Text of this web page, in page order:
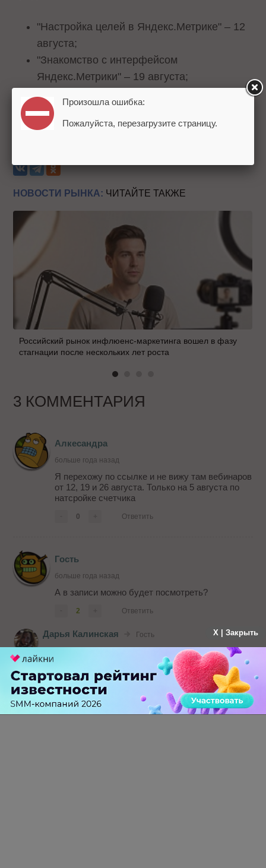
"Настройка целей в Яндекс.Метрике" – 12
августа;
"Знакомство с интерфейсом
Яндекс.Метрики" – 19 августа;
"Как настроить Яндекс.Метрику "под себя":
дашборды, отчеты, сегменты" - 26
августа.
НОВОСТИ РЫНКА: ЧИТАЙТЕ ТАКЖЕ
Российский рынок инфлюенс-маркетинга вошел в фазу
стагнации после нескольких лет роста
3 КОММЕНТАРИЯ
Алкесандра
больше года назад
Я перехожу по ссылке и не вижу там вебинаров
от 12, 19 и 26 августа. Только на 5 августа по
натсройке счетчика
0 Ответить
Гость
больше года назад
А в записи можно будет посмотреть?
2 Ответить
Дарья Калинская
Гость
Гость, вероятно, да. Обычно записи проведенных
вебинаров Яндекс выкладывает сюда:
www.youtube.com/channel/UCwdO3sXFwivyug74BI
X | Закрыть
Произошла ошибка:
Пожалуйста, перезагрузите страницу.